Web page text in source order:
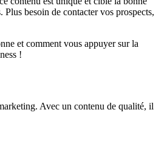
besoin de contacter vos prospects,
et comment vous appuyer sur la
!
Avec un contenu de qualité, il